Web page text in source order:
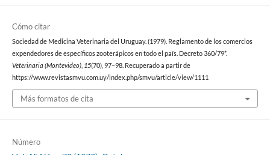
Cómo citar
Sociedad de Medicina Veterinaria del Uruguay. (1979). Reglamento de los comercios
expendedores de específicos zooterápicos en todo el país. Decreto 360/79*.
Veterinaria (Montevideo), 15(70), 97–98. Recuperado a partir de
https://www.revistasmvu.com.uy/index.php/smvu/article/view/1111
Más formatos de cita
Número